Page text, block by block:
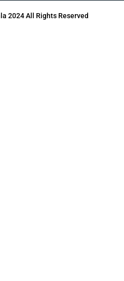
2024 All Rights Reserved